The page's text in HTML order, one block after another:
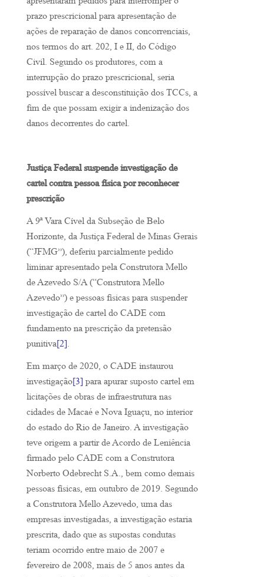
prazo prescricional para apresentação de
ações de reparação de danos concorrenciais,
nos termos do art. 202, I e II, do Código
Civil. Segundo os produtores, com a
interrupção do prazo prescricional, seria
possível buscar a desconstituição dos TCCs, a
fim de que possam exigir a indenização dos
danos decorrentes do cartel.
Justiça Federal suspende investigação de
cartel contra pessoa física por reconhecer
prescrição
A 9ª Vara Cível da Subseção de Belo
Horizonte, da Justiça Federal de Minas Gerais
(“JFMG”), deferiu parcialmente pedido
liminar apresentado pela Construtora Mello
de Azevedo S/A (“Construtora Mello
Azevedo”) e pessoas físicas para suspender
investigação de cartel do CADE com
fundamento na prescrição da pretensão
punitiva[2].
Em março de 2020, o CADE instaurou
investigação[3] para apurar suposto cartel em
licitações de obras de infraestrutura nas
cidades de Macaé e Nova Iguaçu, no interior
do estado do Rio de Janeiro. A investigação
teve origem a partir de Acordo de Leniência
firmado pelo CADE com a Construtora
Norberto Odebrecht S.A., bem como demais
pessoas físicas, em outubro de 2019. Segundo
a Construtora Mello Azevedo, uma das
empresas investigadas, a investigação estaria
prescrita, dado que as supostas condutas
teriam ocorrido entre maio de 2007 e
fevereiro de 2008, mais de 5 anos antes da